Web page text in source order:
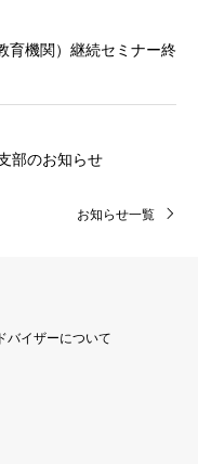
育機関）継続セミナー終
部のお知らせ
お知らせ一覧
バイザーについて